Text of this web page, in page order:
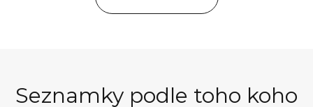
Seznamky podle toho koho